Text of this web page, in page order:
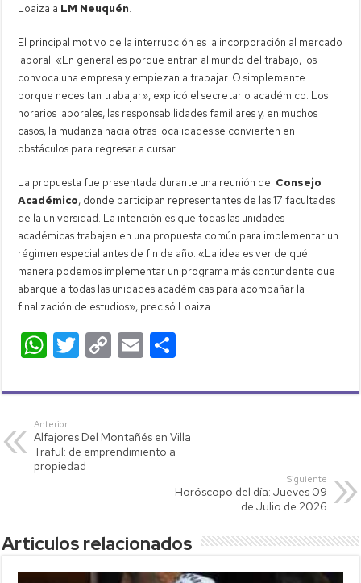
Loaiza a LM Neuquén.
El principal motivo de la interrupción es la incorporación al mercado
laboral. «En general es porque entran al mundo del trabajo, los
convoca una empresa y empiezan a trabajar. O simplemente
porque necesitan trabajar», explicó el secretario académico. Los
horarios laborales, las responsabilidades familiares y, en muchos
casos, la mudanza hacia otras localidades se convierten en
obstáculos para regresar a cursar.
La propuesta fue presentada durante una reunión del Consejo
Académico, donde participan representantes de las 17 facultades
de la universidad. La intención es que todas las unidades
académicas trabajen en una propuesta común para implementar un
régimen especial antes de fin de año. «La idea es ver de qué
manera podemos implementar un programa más contundente que
abarque a todas las unidades académicas para acompañar la
finalización de estudios», precisó Loaiza.
W
at
s
A
p
T
tt
C
p
Li
E
ail m
ar
Anterior
Alfajores Del Montañés en Villa
Traful: de emprendimiento a
propiedad
Siguiente
Horóscopo del día: Jueves 09
de Julio de 2026
Articulos relacionados